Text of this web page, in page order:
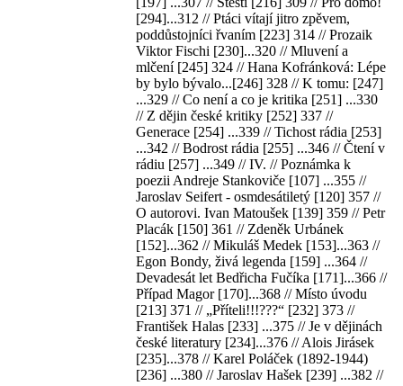
[294]...312 // Ptáci vítají jitro zpěvem,
poddůstojníci řvaním [223] 314 // Prozaik
Viktor Fischi [230]...320 // Mluvení a
mlčení [245] 324 // Hana Kofránková: Lépe
by bylo bývalo...[246] 328 // K tomu: [247]
...329 // Co není a co je kritika [251] ...330
// Z dějin české kritiky [252] 337 //
Generace [254] ...339 // Tichost rádia [253]
...342 // Bodrost rádia [255] ...346 // Čtení v
rádiu [257] ...349 // IV. // Poznámka k
poezii Andreje Stankoviče [107] ...355 //
Jaroslav Seifert - osmdesátiletý [120] 357 //
O autorovi. Ivan Matoušek [139] 359 // Petr
Placák [150] 361 // Zdeněk Urbánek
[152]...362 // Mikuláš Medek [153]...363 //
Egon Bondy, živá legenda [159] ...364 //
Devadesát let Bedřicha Fučíka [171]...366 //
Případ Magor [170]...368 // Místo úvodu
[213] 371 // „Příteli!!!???“ [232] 373 //
František Halas [233] ...375 // Je v dějinách
české literatury [234]...376 // Alois Jirásek
[235]...378 // Karel Poláček (1892-1944)
[236] ...380 // Jaroslav Hašek [239] ...382 //